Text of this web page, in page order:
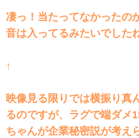
凄っ！当たってなかったの
音は入ってるみたいでした
↑
映像見る限りでは横振り真
るのですが、ラグで端ダメ
ちゃんが企業秘密説が考え